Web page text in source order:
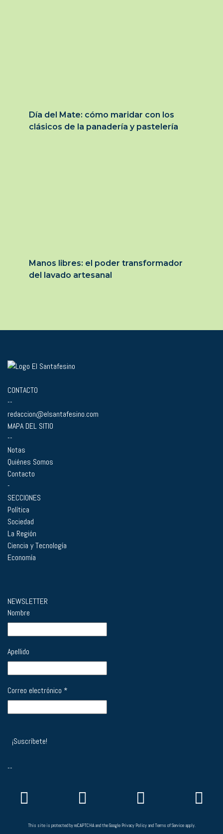
Día del Mate: cómo maridar con los
clásicos de la panadería y pastelería
Manos libres: el poder transformador
del lavado artesanal
CONTACTO
--
redaccion@elsantafesino.com
MAPA DEL SITIO
--
Notas
Quiénes Somos
Contacto
-
SECCIONES
Política
Sociedad
La Región
Ciencia y Tecnología
Economía
NEWSLETTER
Nombre
Apellido
Correo electrónico *
--
This site is protected by reCAPTCHA and the Google Privacy PolicyandTerms of Serviceapply.